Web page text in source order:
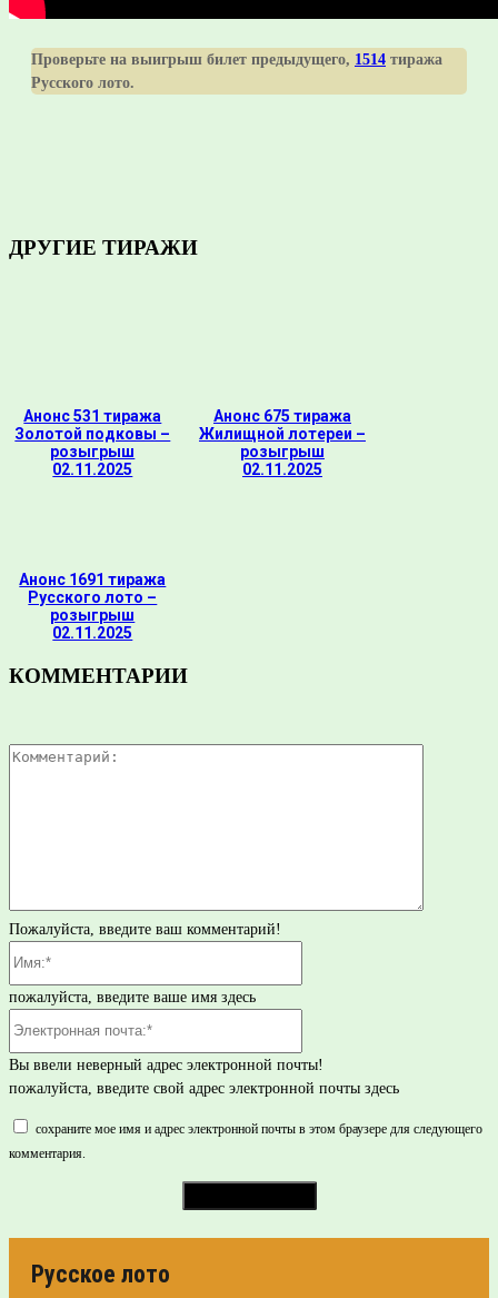
Проверьте на выигрыш билет предыдущего, 1514 тиража
Русского лото.
ДРУГИЕ ТИРАЖИ
Анонс 531 тиража
Золотой подковы –
розыгрыш
02.11.2025
Анонс 675 тиража
Жилищной лотереи –
розыгрыш
02.11.2025
Анонс 1691 тиража
Русского лото –
розыгрыш
02.11.2025
КОММЕНТАРИИ
Пожалуйста, введите ваш комментарий!
пожалуйста, введите ваше имя здесь
Вы ввели неверный адрес электронной почты!
пожалуйста, введите свой адрес электронной почты здесь
сохраните мое имя и адрес электронной почты в этом браузере для следующего
комментария.
Русское лото